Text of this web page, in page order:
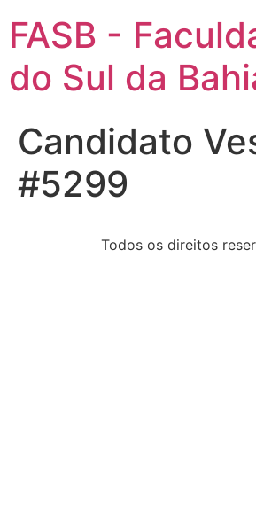
FASB -
do Sul da
Candidato
#5299
Todos os direitos